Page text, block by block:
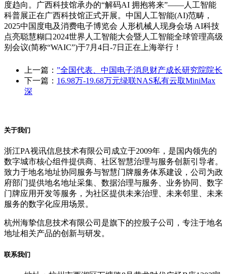
度趋向。广西科技馆承办的“解码AI 拥抱将来”——人工智能
科普展正在广西科技馆正式开展。中国人工智能(AI)范畴，
2025中国度电及消费电子博览会 人形机械人现身会场 AI科技
点亮聪慧糊口2024世界人工智能大会暨人工智能全球管理高级
别会议(简称“WAIC”)于7月4日-7日正在上海举行！
上一篇： ”全国代表、中国电子消息财产成长研究院院长
下一篇： 16.98万-19.68万元绿联NAS私有云取MiniMax
深
关于我们
浙江PA视讯信息技术有限公司成立于2009年，是国内领先的
数字城市核心组件提供商、社区智慧治理与服务创新引导者。
致力于地名地址协同服务与智慧门牌服务体系建设，公司为政
府部门提供地名地址采集、数据治理与服务、业务协同、数字
门牌应用开发等服务，为社区提供未来治理、未来邻里、未来
服务的数字化应用场景。
杭州海挚信息技术有限公司是旗下的控股子公司，专注于地名
地址相关产品的创新与研发。
联系我们